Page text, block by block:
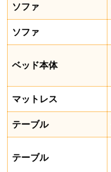
ソファ
ソファ
ベッド本体
マットレス
テーブル
テーブル